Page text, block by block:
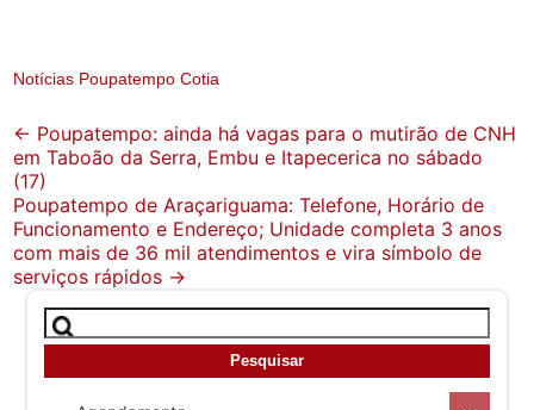
Notícias Poupatempo Cotia
Post
navigation
← Poupatempo: ainda há vagas para o mutirão de CNH
em Taboão da Serra, Embu e Itapecerica no sábado
(17)
Poupatempo de Araçariguama: Telefone, Horário de
Funcionamento e Endereço; Unidade completa 3 anos
com mais de 36 mil atendimentos e vira símbolo de
serviços rápidos →